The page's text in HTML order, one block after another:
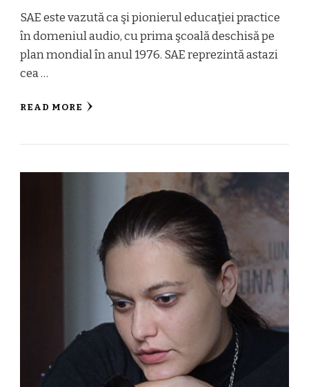
SAE este vazută ca şi pionierul educaţiei practice
în domeniul audio, cu prima şcoală deschisă pe
plan mondial în anul 1976. SAE reprezintă astazi
cea …
READ MORE